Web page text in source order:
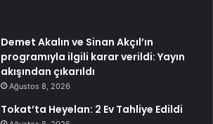
Demet Akalın ve Sinan Akçıl’ın
programıyla ilgili karar verildi: Yayın
akışından çıkarıldı
Ağustos 8, 2026
Tokat’ta Heyelan: 2 Ev Tahliye Edildi